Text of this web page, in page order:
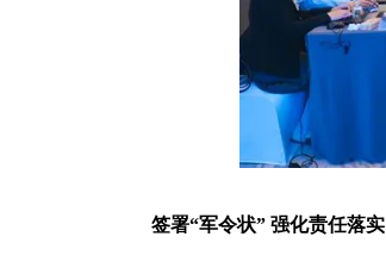
签署“军令状” 强化责任落实